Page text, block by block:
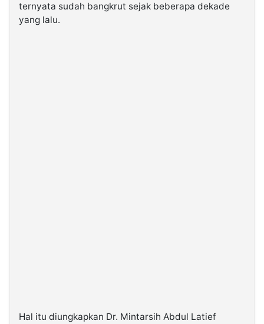
2026ternyata sudah bangkrut sejak beberapa dekade
yang lalu.
Hal itu diungkapkan Dr. Mintarsih Abdul Latief